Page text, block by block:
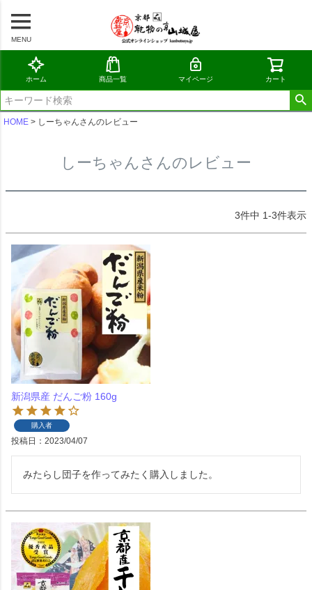
MENU
ホーム 商品一覧 マイページ カート
HOME しーちゃんさんのレビュー
しーちゃんさんのレビュー
3件中 1-3件表示
新潟県産 だんご粉 160g
購入者
投稿日 2023/04/07
みたらし団子を作ってみたく購入しました。